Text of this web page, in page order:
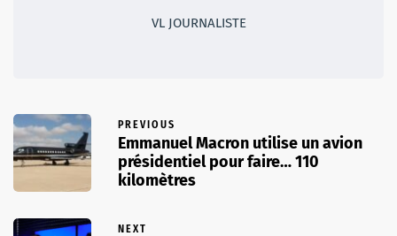
VL JOURNALISTE
PREVIOUS
Emmanuel Macron utilise un avion
présidentiel pour faire… 110
kilomètres
NEXT